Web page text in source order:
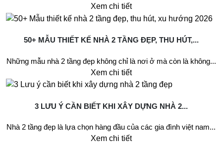
Xem chi tiết
50+ MẪU THIẾT KẾ NHÀ 2 TẦNG ĐẸP, THU HÚT,...
Những mẫu nhà 2 tầng đẹp không chỉ là nơi ở mà còn là không...
Xem chi tiết
3 LƯU Ý CẦN BIẾT KHI XÂY DỰNG NHÀ 2...
Nhà 2 tầng đẹp là lựa chọn hàng đầu của các gia đình việt nam...
Xem chi tiết